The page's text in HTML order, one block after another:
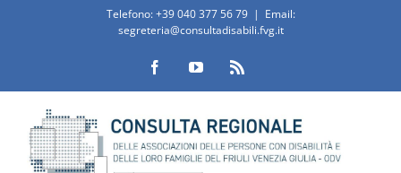
Telefono:+39 040 377 56 79 | Email:
segreteria@consultadisabili.fvg.it
FacebookYouTubeRss